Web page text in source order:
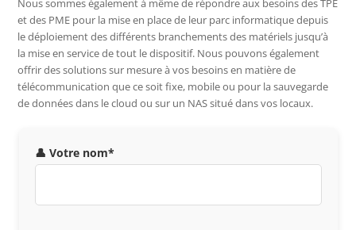
Nous sommes également à même de répondre aux besoins des TPE
et des PME pour la mise en place de leur parc informatique depuis
le déploiement des différents branchements des matériels jusqu’à
la mise en service de tout le dispositif. Nous pouvons également
offrir des solutions sur mesure à vos besoins en matière de
télécommunication que ce soit fixe, mobile ou pour la sauvegarde
de données dans le cloud ou sur un NAS situé dans vos locaux.
👤 Votre nom*